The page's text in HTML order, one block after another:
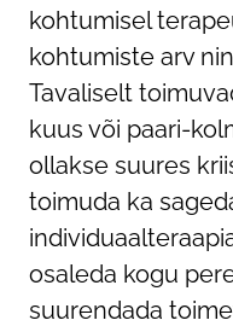
kohtumisel
kohtumiste arv
Tavaliselt
kuus või paari-
ollakse suures
toimuda ka
osaleda kogu
suurendada